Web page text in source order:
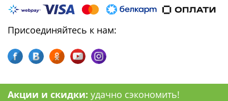
Присоединяйтесь к нам:
Акции и скидки: удачно сэкономить!